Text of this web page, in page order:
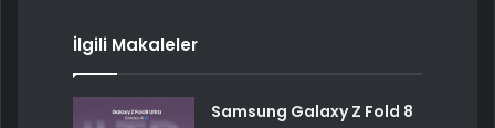
İlgili Makaleler
Samsung Galaxy Z Fold 8